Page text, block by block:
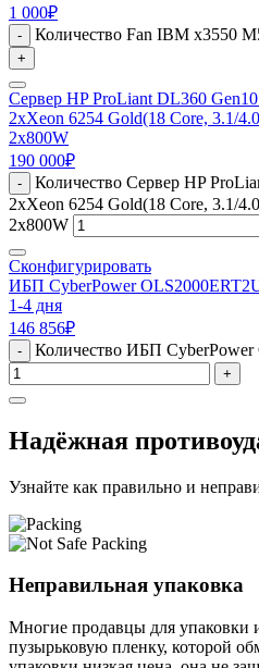
1 000₽
- Количество Fan IBM x3550
+
Сервер HP ProLiant DL360
2xXeon 6254 Gold(18 Core, 3.1/
2x800W
190 000₽
-
Количество Сервер HP
2xXeon 6254 Gold(18 Core, 3.1/
2x800W
Сконфигурировать
ИБП CyberPower
1-4 дня
146 856₽
- Количество ИБП
+
Надёжная
Узнайте как правильно и
Неправильная упаковка
Многие продавцы для упаковки
пузырьковую пленку, которой